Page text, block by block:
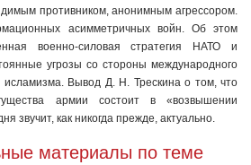
противником, анонимным агрессором.
асимметричных войн. Об этом
военно-силовая стратегия НАТО и
угрозы со стороны международного
исламизма. Вывод Д. Н. Трескина о том, что
армии состоит в «возвышении
звучит, как никогда прежде, актуально.
материалы по теме